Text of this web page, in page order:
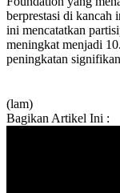
berprestasi di kancah
ini mencatatkan
meningkat menjadi
peningkatan
(lam)
Bagikan Artikel Ini :